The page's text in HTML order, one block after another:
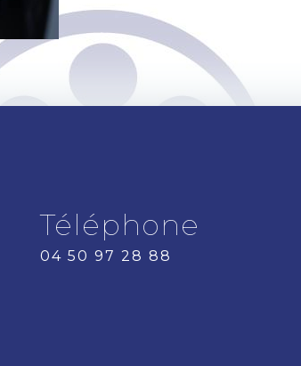
Téléphone
04 50 97 28 88